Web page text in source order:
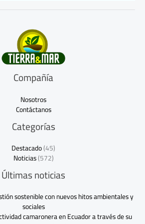
Compañía
Nosotros
Contáctanos
Categorías
Destacado(45)
Noticias(572)
Últimas noticias
sostenible con nuevos hitos ambientales y
sociales
camaronera en Ecuador a través de su